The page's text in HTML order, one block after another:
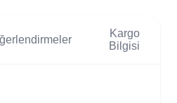
Kargo
Bilgisi